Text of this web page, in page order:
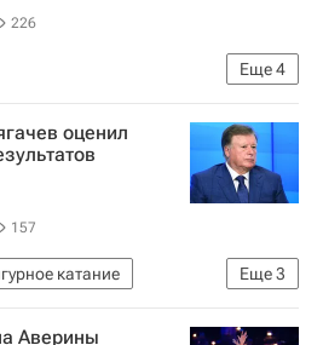
226
Еще4
комитет (МОК)
(ОКР)
оценил
157
Еще3
катание
Аверины